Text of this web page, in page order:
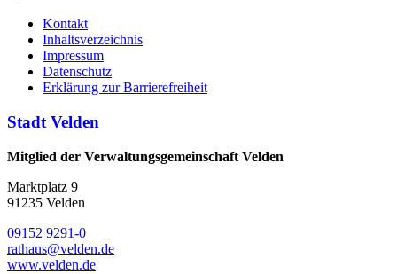
Kontakt
Inhaltsverzeichnis
Impressum
Datenschutz
Erklärung zur Barrierefreiheit
Stadt Velden
Mitglied der Verwaltungsgemeinschaft Velden
Marktplatz 9
91235 Velden
09152 9291-0
rathaus@velden.de
www.velden.de